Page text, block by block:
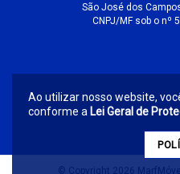
São José dos
CNPJ/MF sob o nº
© Copyright 2026
Ao utilizar nosso website,
conforme a Lei Geral de